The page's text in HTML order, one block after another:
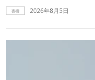
杏樹 2026年8月5日